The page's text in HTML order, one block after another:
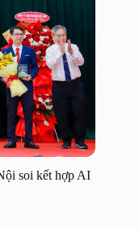
soi kết hợp AI